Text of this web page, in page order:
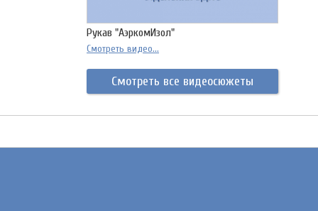
Рукав "АэркомИзол"
Смотреть видео...
Смотреть все видеосюжеты